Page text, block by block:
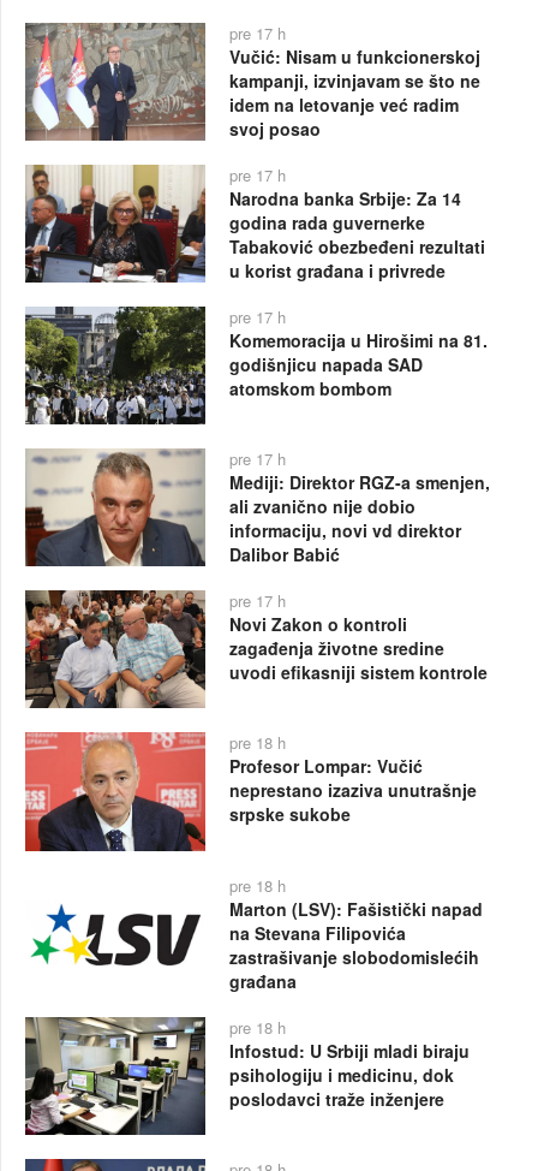
pre 17 h
Vučić: Nisam u funkcionerskoj
kampanji, izvinjavam se što ne
idem na letovanje već radim
svoj posao
pre 17 h
Narodna banka Srbije: Za 14
godina rada guvernerke
Tabaković obezbeđeni rezultati
u korist građana i privrede
pre 17 h
Komemoracija u Hirošimi na 81.
godišnjicu napada SAD
atomskom bombom
pre 17 h
Mediji: Direktor RGZ-a smenjen,
ali zvanično nije dobio
informaciju, novi vd direktor
Dalibor Babić
pre 17 h
Novi Zakon o kontroli
zagađenja životne sredine
uvodi efikasniji sistem kontrole
pre 18 h
Profesor Lompar: Vučić
neprestano izaziva unutrašnje
srpske sukobe
pre 18 h
Marton (LSV): Fašistički napad
na Stevana Filipovića
zastrašivanje slobodomislećih
građana
pre 18 h
Infostud: U Srbiji mladi biraju
psihologiju i medicinu, dok
poslodavci traže inženjere